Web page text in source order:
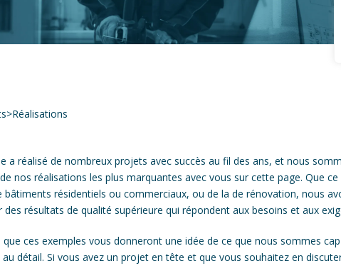
>Réalisations
a réalisé de nombreux projets avec succès au fil des ans, et nous
nos réalisations les plus marquantes avec vous sur cette page. Que
bâtiments résidentiels ou commerciaux, ou de la de rénovation, nous
des résultats de qualité supérieure qui répondent aux besoins et aux
ces exemples vous donneront une idée de ce que nous sommes
détail. Si vous avez un projet en tête et que vous souhaitez en